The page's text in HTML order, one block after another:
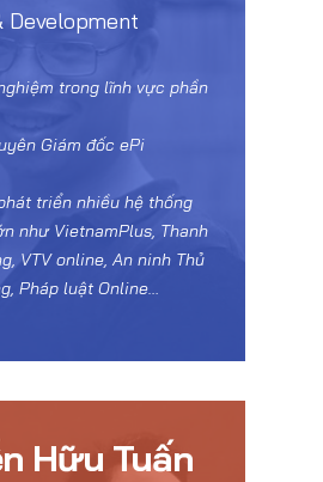
Development
trong lĩnh vực phần
Giám đốc ePi
triển nhiều hệ thống
như VietnamPlus, Thanh
VTV online, An ninh Thủ
Pháp luật Online…
Hữu Tuấn